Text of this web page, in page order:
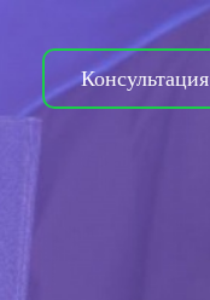
Консультация